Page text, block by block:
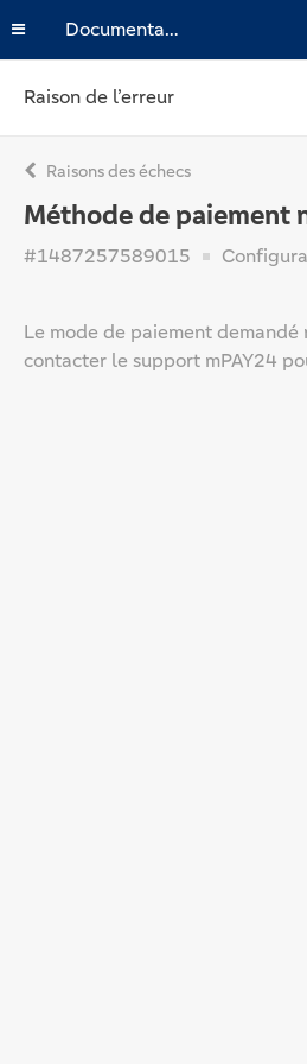
Documentation
Raison de l’erreur
Raisons des échecs
Méthode de paiement
#1487257589015
Le mode de paiement
contacter le support mPAY24